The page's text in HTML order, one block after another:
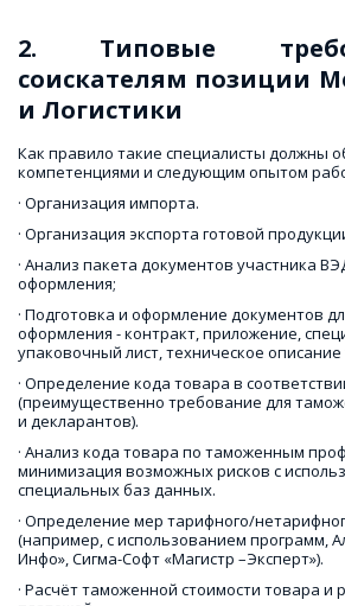
2. Типовые
соискателям позиции
и Логистики
Как правило такие специалисты должны
компетенциями и следующим опытом
· Организация импорта.
· Организация экспорта готовой
· Анализ пакета документов участника
оформления;
· Подготовка и оформление документов
оформления - контракт, приложение,
упаковочный лист, техническое
· Определение кода товара в
(преимущественно требование для
и декларантов).
· Анализ кода товара по таможенным
минимизация возможных рисков с
специальных баз данных.
· Определение мер тарифного/
(например, с использованием программ,
Инфо», Сигма-Софт «Магистр –Эксперт»).
· Расчёт таможенной стоимости товара и